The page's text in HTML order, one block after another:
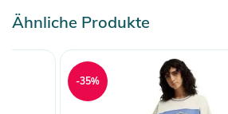
Ähnliche Produkte
-35%